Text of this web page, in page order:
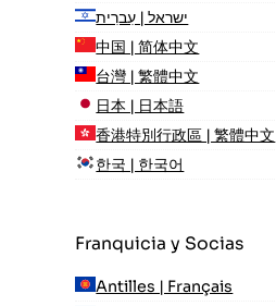
ישראל | עִברִית
中国 | 简体中文
台灣 | 繁體中文
日本 | 日本語
香港特別行政區 | 繁體中文
한국 | 한국어
Franquicia y Socias
Antilles | Français